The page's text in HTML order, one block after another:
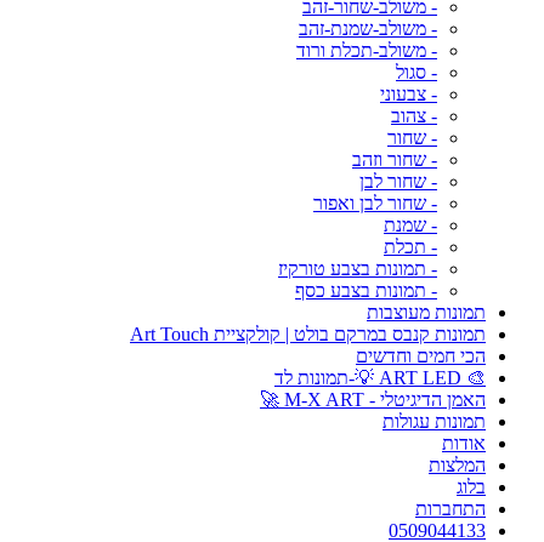
- משולב-שחור-זהב
- משולב-שמנת-זהב
- משולב-תכלת ורוד
- סגול
- צבעוני
- צהוב
- שחור
- שחור וזהב
- שחור לבן
- שחור לבן ואפור
- שמנת
- תכלת
- תמונות בצבע טורקיז
- תמונות בצבע כסף
תמונות מעוצבות
תמונות קנבס במרקם בולט | קולקציית Art Touch
הכי חמים וחדשים
🎨 ART LED 💡-תמונות לד
האמן הדיגיטלי - M-X ART 🚀
תמונות עגולות
אודות
המלצות
בלוג
התחברות
0509044133